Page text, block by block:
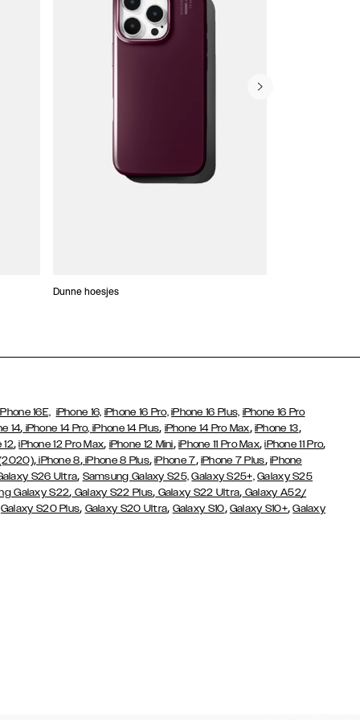
Dunne hoesjes
16E, iPhone 16, iPhone 16 Pro, iPhone 16 Plus, iPhone 16 Pro
14, iPhone 14 Pro, iPhone 14 Plus, iPhone 14 Pro Max, iPhone 13,
12,iPhone 12 Pro Max, iPhone 12 Mini, iPhone 11 Pro Max,iPhone 11 Pro,
,iPhone 8,iPhone 8 Plus,iPhone 7, iPhone 7 Plus, iPhone
S26 Ultra, Samsung Galaxy S25, Galaxy S25+, Galaxy S25
Galaxy S22, Galaxy S22 Plus, Galaxy S22 Ultra, Galaxy A52/
Galaxy S20 Plus, Galaxy S20 Ultra, Galaxy S10, Galaxy S10+,Galaxy